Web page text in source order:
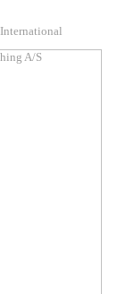
International